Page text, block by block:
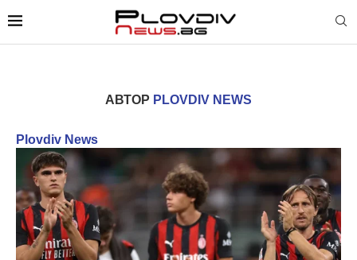
АВТОР PLOVDIV NEWS
Plovdiv News